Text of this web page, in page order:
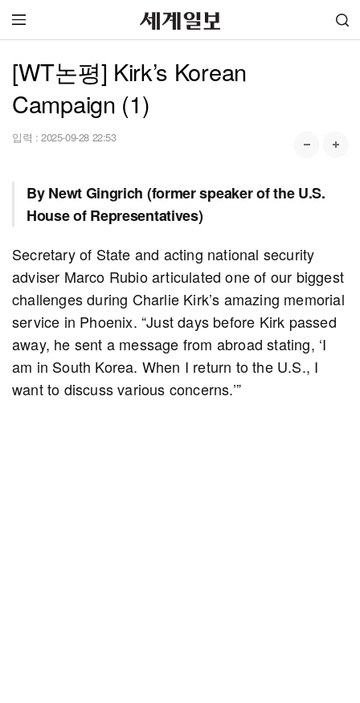
[WT논평] Kirk’s Korean
Campaign (1)
입력 : 2025-09-28 22:53
By Newt Gingrich (former speaker of the U.S.
House of Representatives)
Secretary of State and acting national security
adviser Marco Rubio articulated one of our biggest
challenges during Charlie Kirk’s amazing memorial
service in Phoenix. “Just days before Kirk passed
away, he sent a message from abroad stating, ‘I
am in South Korea. When I return to the U.S., I
want to discuss various concerns.’”